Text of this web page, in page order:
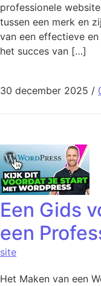
professionele
tussen een merk en
van een effectieve
het succes van […]
30 december 2025 /
Een Gids
een
site
Het Maken van een